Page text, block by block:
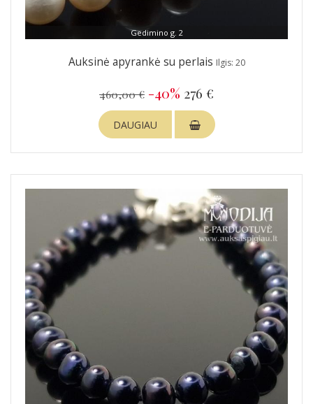
Gedimino g. 2
Auksinė apyrankė su perlais Ilgis: 20
460,00 € -40% 276 €
DAUGIAU